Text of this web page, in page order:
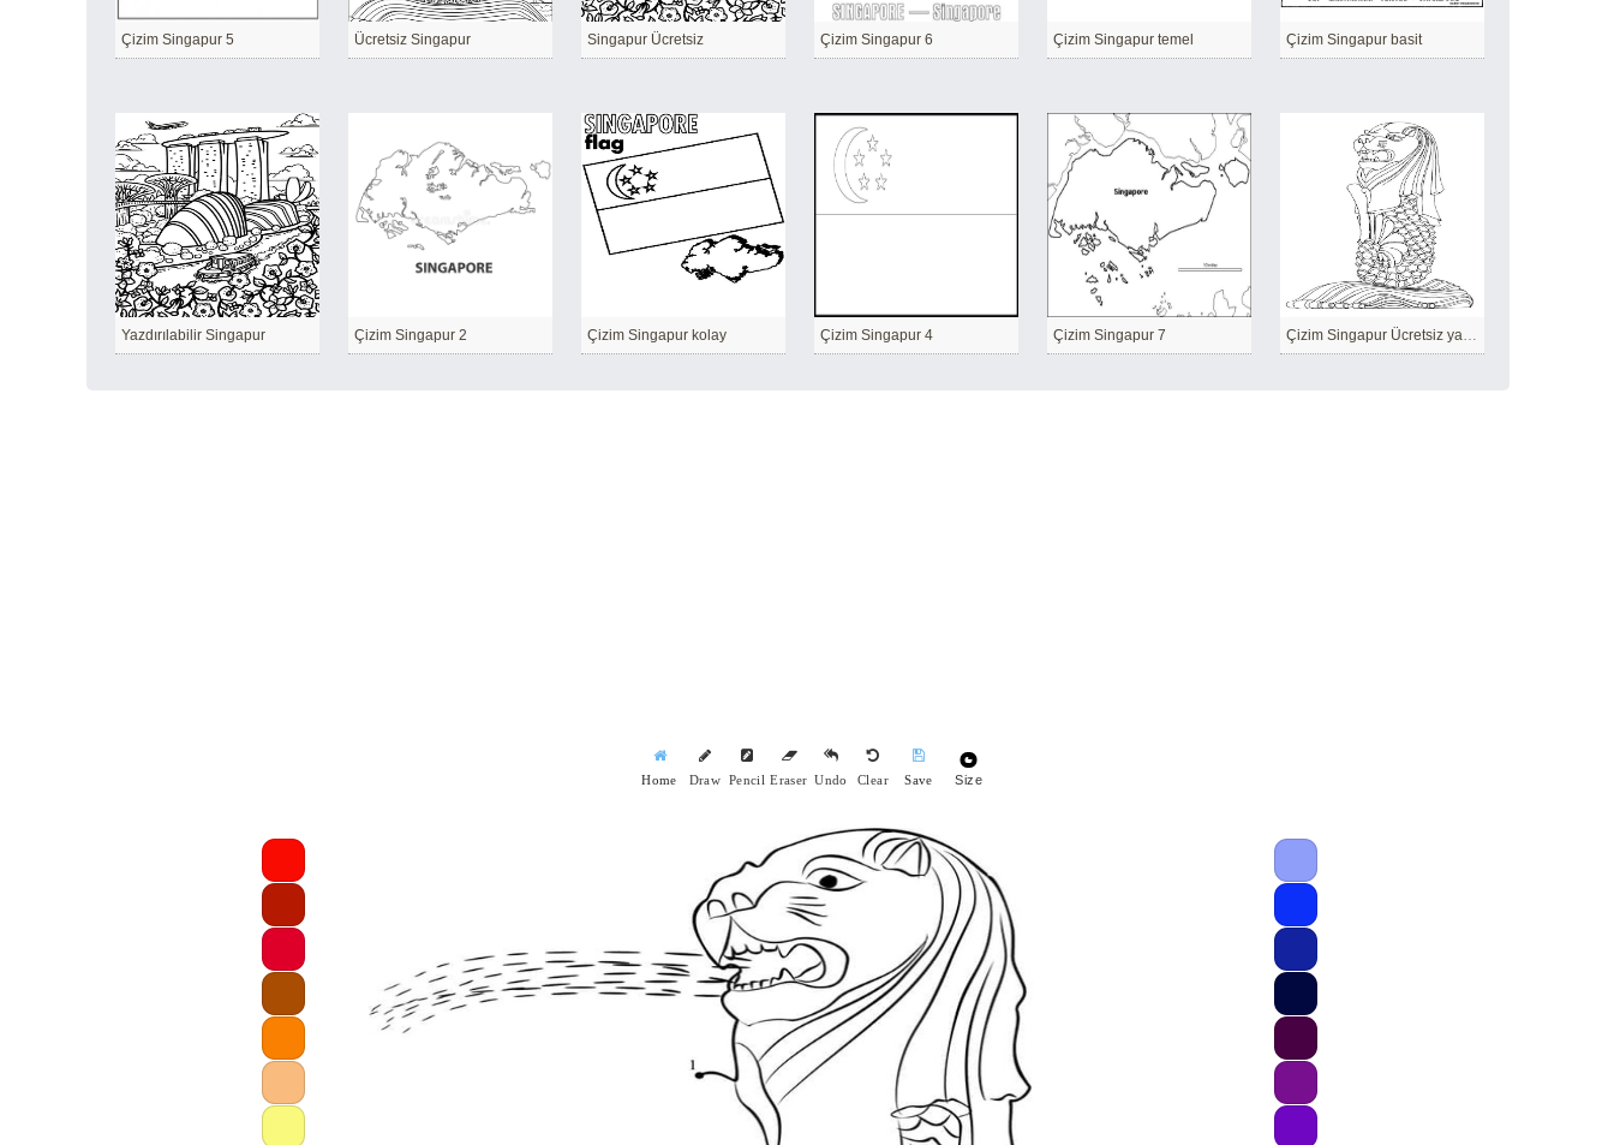
Çizim Singapur 5 Ücretsiz Singapur Singapur Ücretsiz Çizim Singapur 6 Çizim Singapur temel Çizim Singapur basit
Yazdırılabilir Singapur Çizim Singapur 2 Çizim Singapur kolay Çizim Singapur 4 Çizim Singapur 7
Home Draw Pencil Eraser Undo Clear Save Size